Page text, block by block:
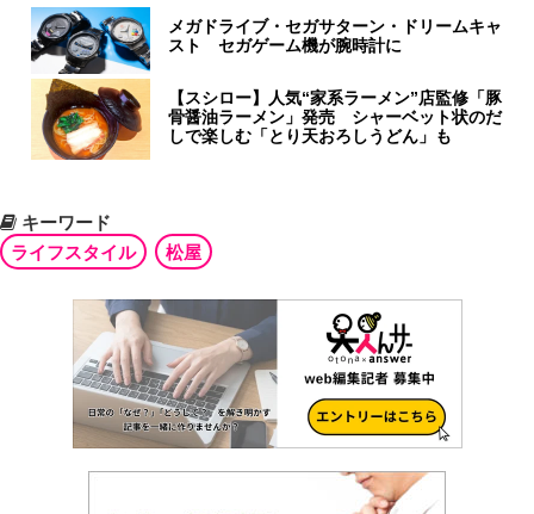
メガドライブ・セガサターン・ドリームキャ
スト セガゲーム機が腕時計に
【スシロー】人気“家系ラーメン”店監修「豚
骨醤油ラーメン」発売 シャーベット状のだ
しで楽しむ「とり天おろしうどん」も
キーワード
ライフスタイル
松屋